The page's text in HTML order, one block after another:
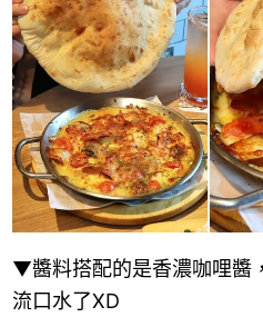
▼醬料搭配的是香濃咖哩醬
流口水了XD